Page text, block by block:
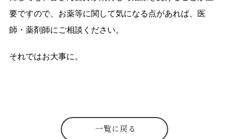
要ですので、お薬等に関して気になる点があれば、医
師・薬剤師にご相談ください。
それではお大事に。
一覧に戻る